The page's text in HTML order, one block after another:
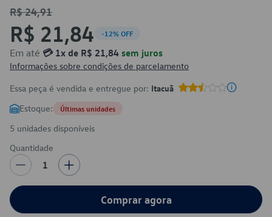
R$ 24,91
R$ 21,84 -12% OFF
Em até 💳 1x de R$ 21,84 sem juros
Informações sobre condições de parcelamento
Essa peça é vendida e entregue por: Itacuã
Estoque: Últimas unidades
5 unidades disponíveis
Quantidade
1
Comprar agora